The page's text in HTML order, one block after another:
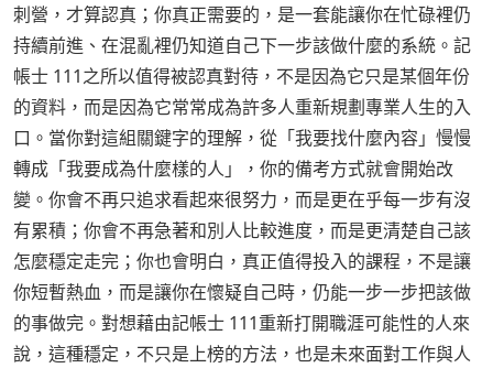
刺營，才算認真；你真正需要的，是一套能讓你在忙碌裡仍
持續前進、在混亂裡仍知道自己下一步該做什麼的系統。記
帳士 111之所以值得被認真對待，不是因為它只是某個年份
的資料，而是因為它常常成為許多人重新規劃專業人生的入
口。當你對這組關鍵字的理解，從「我要找什麼內容」慢慢
轉成「我要成為什麼樣的人」，你的備考方式就會開始改
變。你會不再只追求看起來很努力，而是更在乎每一步有沒
有累積；你會不再急著和別人比較進度，而是更清楚自己該
怎麼穩定走完；你也會明白，真正值得投入的課程，不是讓
你短暫熱血，而是讓你在懷疑自己時，仍能一步一步把該做
的事做完。對想藉由記帳士 111重新打開職涯可能性的人來
說，這種穩定，不只是上榜的方法，也是未來面對工作與人